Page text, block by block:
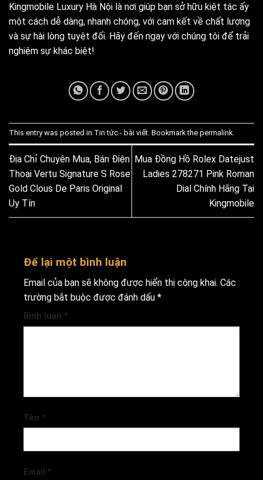
Kingmobile Luxury Hà Nội là nơi giúp bạn sở hữu kiệt tác ấy
một cách dễ dàng, nhanh chóng, với cam kết về chất lượng
và sự hài lòng tuyệt đối. Hãy đến ngay với chúng tôi để trải
nghiệm sự khác biệt!
This entry was posted in Tin tức - bài viết . Bookmark the permalink
Địa Chỉ Chuyên Mua, Bán Điện
Thoại Vertu Signature S Rose
Gold Clous De Paris Original
Uy Tín
Mua Đồng Hồ Rolex Datejust
Ladies 278271 Pink Roman
Dial Chính Hãng Tại
Kingmobile
Để lại một bình luận
Email của bạn sẽ không được hiển thị công khai. Các
trường bắt buộc được đánh dấu *
Bình luận *
Tên *
Email *